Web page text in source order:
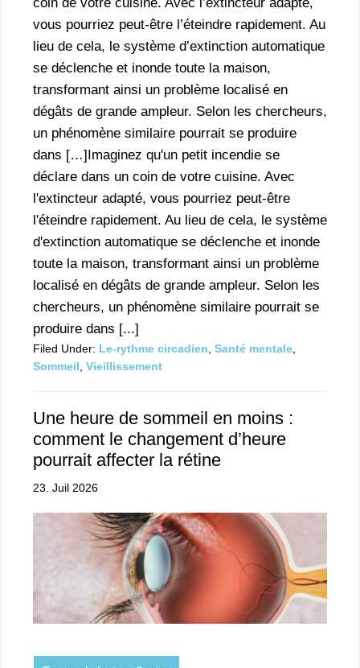
vous pourriez peut-être l’éteindre rapidement. Au
lieu de cela, le système d’extinction automatique
se déclenche et inonde toute la maison,
transformant ainsi un problème localisé en
dégâts de grande ampleur. Selon les chercheurs,
un phénomène similaire pourrait se produire
dans […]Imaginez qu'un petit incendie se
déclare dans un coin de votre cuisine. Avec
l'extincteur adapté, vous pourriez peut-être
l'éteindre rapidement. Au lieu de cela, le système
d'extinction automatique se déclenche et inonde
toute la maison, transformant ainsi un problème
localisé en dégâts de grande ampleur. Selon les
chercheurs, un phénomène similaire pourrait se
produire dans [...]
Filed Under: Le-rythme circadien Santé mentale
Sommeil Vieillissement
Une heure de sommeil en moins :
comment le changement d’heure
pourrait affecter la rétine
23. Juil 2026